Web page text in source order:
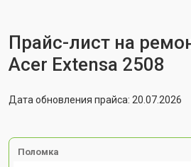
Прайс-лист на
Acer Extensa 2508
Дата обновления прайса: 20.07.2026
Поломка